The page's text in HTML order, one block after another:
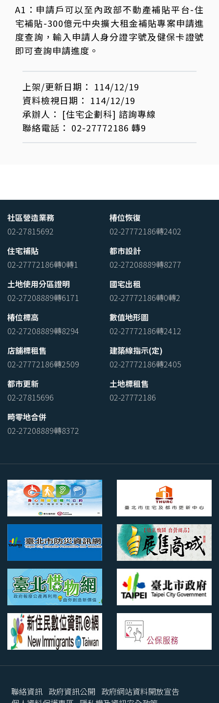
A1：申請戶可以至內政部不動產補貼平台-住
宅補貼-300億元中央擴大租金補貼專案申請進
度查詢，輸入申請人身分證字號及健保卡證號
即可查詢申請進度。
上架/更新日期： 114/12/19
資料檢視日期： 114/12/19
承辦人： [住宅企劃科] 諮詢專線
聯絡電話： 02-27772186 轉9
社區營造業務
02-27815692
椿位恢復
02-27772186轉2402
住宅補貼
02-27772186轉0轉1
都市設計
02-27208889轉8277
土地使用分區證明
02-27208889轉6171
國宅出租
02-27772186轉0轉2
椿位標高
02-27208889轉8294
數值地形圖
02-27772186轉2412
店舖標租售
02-27772186轉2509
建築線指示(定)
02-27772186轉2405
都市更新
02-27815696
土地標租售
02-27772186
畸零地合併
02-27208889轉8372
聯絡資訊 政府資訊公開 政府網站資料開放宣告